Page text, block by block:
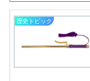
歴史トピック